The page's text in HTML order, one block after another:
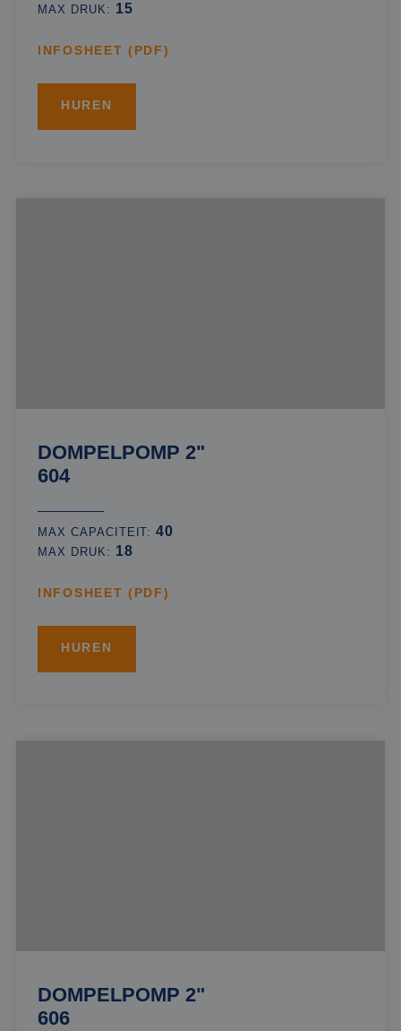
MAX DRUK: 15
INFOSHEET (PDF)
HUREN
DOMPELPOMP 2"
604
MAX CAPACITEIT:40
MAX DRUK: 18
INFOSHEET (PDF)
HUREN
DOMPELPOMP 2"
606